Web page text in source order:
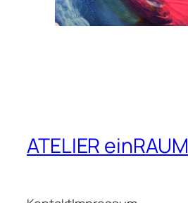
ATELIER einRAUM